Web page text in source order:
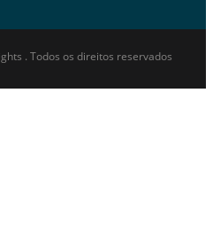
. Todos os direitos reservados